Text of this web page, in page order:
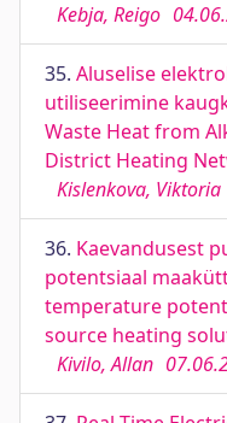
Kebja, Reigo
35. Aluselise
utiliseerimine
Waste Heat from
District Heating
Kislenkova, Viktoria
36. Kaevandusest
potentsiaal
temperature
source heating
Kivilo, Allan